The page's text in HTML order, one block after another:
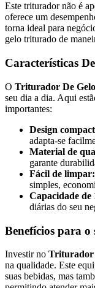
Este triturador não é
oferece um
torna ideal para
gelo triturado de
Características
O Triturador De
seu dia a dia. Aqui
importantes:
Design
adapta-se
Material de
garante
Fácil de limpar:
simples,
Capacidade de
diárias do seu
Benefícios para o
Investir no Triturador
na qualidade. Este
suas bebidas, mas